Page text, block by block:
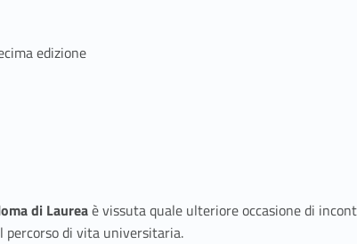
edizione
di Laureaè vissuta quale ulteriore occasione di
di vita universitaria.